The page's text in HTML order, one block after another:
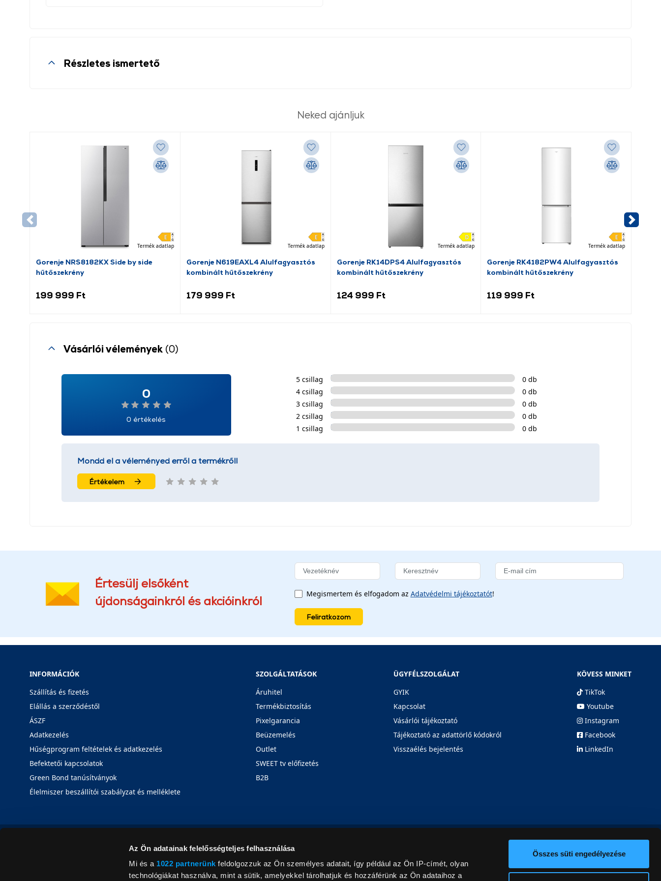
Az Ön adatainak felelősségteljes felhasználása
Mi és a 1022 partnerünk feldolgozzuk az Ön személyes adatait, így például az Ön IP-címét, olyan
technológiákat használva, mint a sütik, amelyekkel tárolhatjuk és hozzáférünk az Ön adataihoz a
Összes süti engedélyezése
Részletes ismertető
Neked ajánljuk
Termék adatlap
Gorenje NRS8182KX Side by side
hűtőszekrény
199 999 Ft
Termék adatlap
Gorenje N619EAXL4 Alulfagyasztós
kombinált hűtőszekrény
179 999 Ft
Termék adatlap
Gorenje RK14DPS4 Alulfagyasztós
kombinált hűtőszekrény
124 999 Ft
Termék adatlap
Gorenje RK4182PW4 Alulfagyasztós
kombinált hűtőszekrény
119 999 Ft
Vásárlói vélemények (0)
0
0 értékelés
5 csillag
0 db
4 csillag
0 db
3 csillag
0 db
2 csillag
0 db
1 csillag
0 db
Mondd el a véleményed erről a termékről!
Értékelem
Értesülj elsőként
újdonságainkról és akcióinkról
Megismertem és elfogadom az Adatvédelmi tájékoztatót!
Feliratkozom
INFORMÁCIÓK
Szállítás és fizetés
Elállás a szerződéstől
ÁSZF
Adatkezelés
Hűségprogram feltételek és adatkezelés
Befektetői kapcsolatok
Green Bond tanúsítványok
Élelmiszer beszállítói szabályzat és melléklete
SZOLGÁLTATÁSOK
Áruhitel
Termékbiztosítás
Pixelgarancia
Beüzemelés
Outlet
SWEET tv előfizetés
B2B
ÜGYFÉLSZOLGÁLAT
GYIK
Kapcsolat
Vásárlói tájékoztató
Tájékoztató az adattörlő kódokról
Visszaélés bejelentés
KÖVESS MINKET
TikTok
Youtube
Instagram
Facebook
LinkedIn